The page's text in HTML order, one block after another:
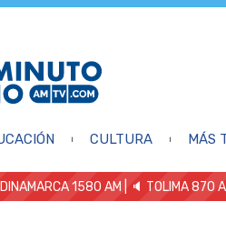
CULTURA MÁS
1580 AM | 🔈 TOLIMA 870